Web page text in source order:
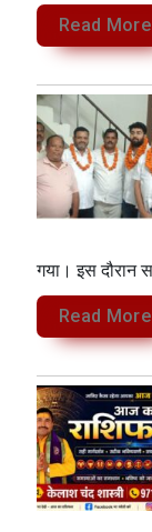
Read More
गया। इस दौरान
Read More